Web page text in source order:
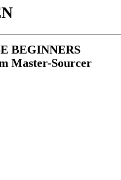
BEGINNERS
Master-Sourcer